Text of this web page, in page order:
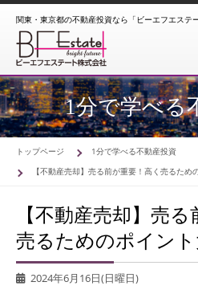
関東・東京都の不動産投資なら「ビーエフエステ
1分で学べる
トップページ
1分で学べる不動産投資
【不動産売却】売る前が重要！高く売るため
【不動産売却】売る
売るためのポイント
2024年6月16日(日曜日)